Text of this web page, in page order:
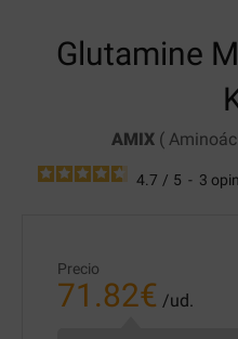
Glutamine
AMIX (
4.7 / 5 - 3
Precio
71.82€ /ud.